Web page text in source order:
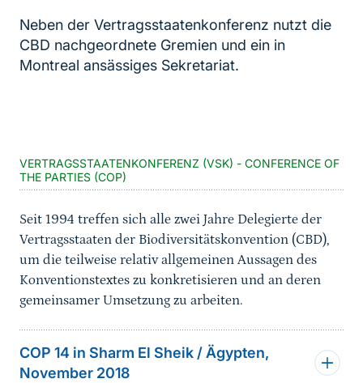
Neben der Vertragsstaatenkonferenz nutzt die
CBD nachgeordnete Gremien und ein in
Montreal ansässiges Sekretariat.
VERTRAGSSTAATENKONFERENZ (VSK) - CONFERENCE OF
THE PARTIES (COP)
Seit 1994 treffen sich alle zwei Jahre Delegierte der
Vertragsstaaten der Biodiversitätskonvention (CBD),
um die teilweise relativ allgemeinen Aussagen des
Konventionstextes zu konkretisieren und an deren
gemeinsamer Umsetzung zu arbeiten.
COP 14 in Sharm El Sheik / Ägypten,
November 2018